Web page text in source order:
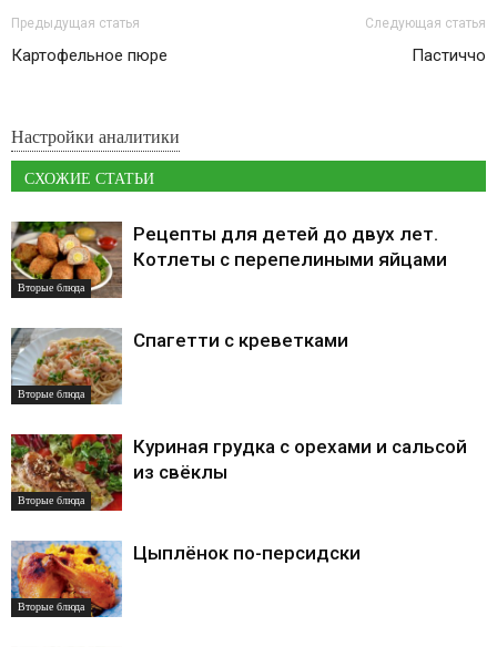
Предыдущая статья
Картофельное пюре
Следующая статья
Пастиччо
Настройки аналитики
СХОЖИЕ СТАТЬИ
Вторые блюда
Рецепты для детей до двух лет.
Котлеты с перепелиными яйцами
Вторые блюда
Спагетти с креветками
Вторые блюда
Куриная грудка с орехами и сальсой
из свёклы
Вторые блюда
Цыплёнок по-персидски